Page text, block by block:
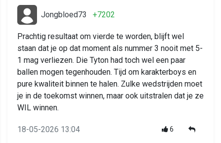
Jongbloed73 +7202
Prachtig resultaat om vierde te worden, blijft wel
staan dat je op dat moment als nummer 3 nooit met 5-
1 mag verliezen. Die Tyton had toch wel een paar
ballen mogen tegenhouden. Tijd om karakterboys en
pure kwaliteit binnen te halen. Zulke wedstrijden moet
je in de toekomst winnen, maar ook uitstralen dat je ze
WIL winnen.
18-05-2026 13:04 6